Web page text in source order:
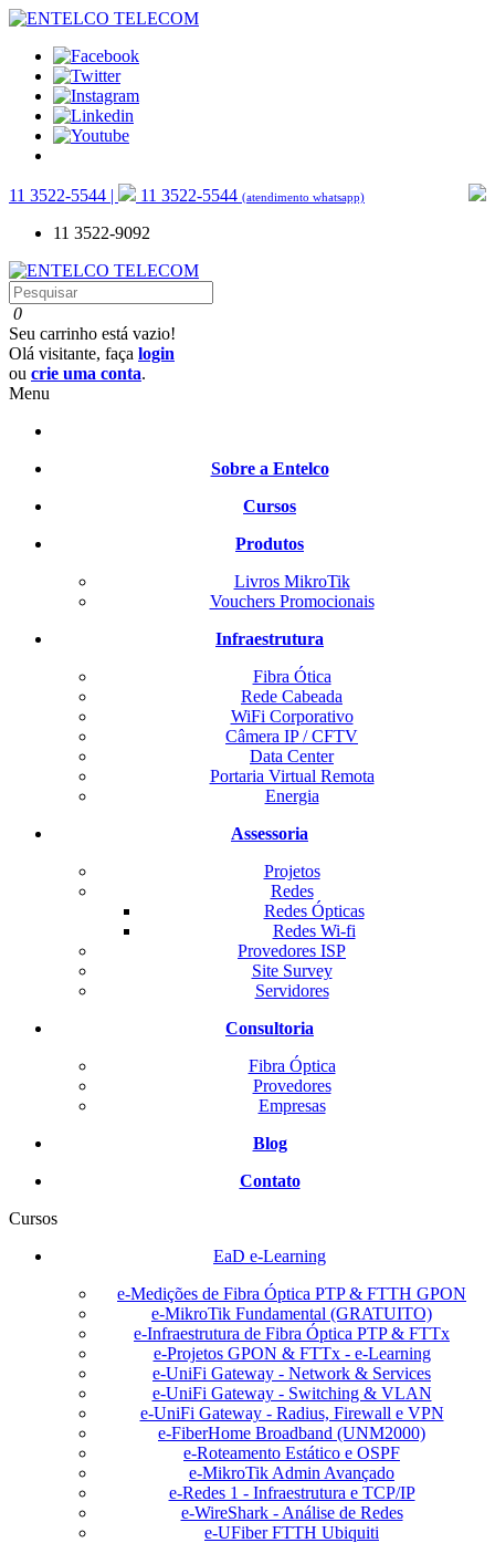
11 3522-5544 | 11 3522-5544 (atendimento whatsapp)
11 3522-9092
0
Seu carrinho está vazio!
Olá visitante, faça login
ou crie uma conta.
Menu
Sobre a Entelco
Cursos
Produtos
Livros MikroTik
Vouchers Promocionais
Infraestrutura
Fibra Ótica
Rede Cabeada
WiFi Corporativo
Câmera IP / CFTV
Data Center
Portaria Virtual Remota
Energia
Assessoria
Projetos
Redes
Redes Ópticas
Redes Wi-fi
Provedores ISP
Site Survey
Servidores
Consultoria
Fibra Óptica
Provedores
Empresas
Blog
Contato
Cursos
EaD e-Learning
e-Medições de Fibra Óptica PTP & FTTH GPON
e-MikroTik Fundamental (GRATUITO)
e-Infraestrutura de Fibra Óptica PTP & FTTx
e-Projetos GPON & FTTx - e-Learning
e-UniFi Gateway - Network & Services
e-UniFi Gateway - Switching & VLAN
e-UniFi Gateway - Radius, Firewall e VPN
e-FiberHome Broadband (UNM2000)
e-Roteamento Estático e OSPF
e-MikroTik Admin Avançado
e-Redes 1 - Infraestrutura e TCP/IP
e-WireShark - Análise de Redes
e-UFiber FTTH Ubiquiti